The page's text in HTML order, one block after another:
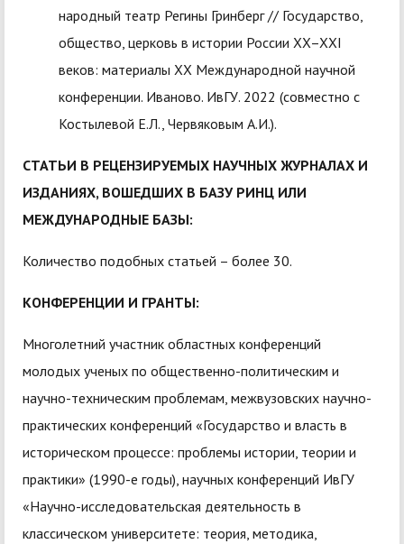
народный театр Регины Гринберг // Государство,
общество, церковь в истории России XX–XXI
веков: материалы XX Международной научной
конференции. Иваново. ИвГУ. 2022 (совместно с
Костылевой Е.Л., Червяковым А.И.).
СТАТЬИ В РЕЦЕНЗИРУЕМЫХ НАУЧНЫХ ЖУРНАЛАХ И
ИЗДАНИЯХ, ВОШЕДШИХ В БАЗУ РИНЦ ИЛИ
МЕЖДУНАРОДНЫЕ БАЗЫ:
Количество подобных статьей – более 30.
КОНФЕРЕНЦИИ И ГРАНТЫ:
Многолетний участник областных конференций
молодых ученых по общественно-политическим и
научно-техническим проблемам, межвузовских научно-
практических конференций «Государство и власть в
историческом процессе: проблемы истории, теории и
практики» (1990-е годы), научных конференций ИвГУ
«Научно-исследовательская деятельность в
классическом университете: теория, методика,